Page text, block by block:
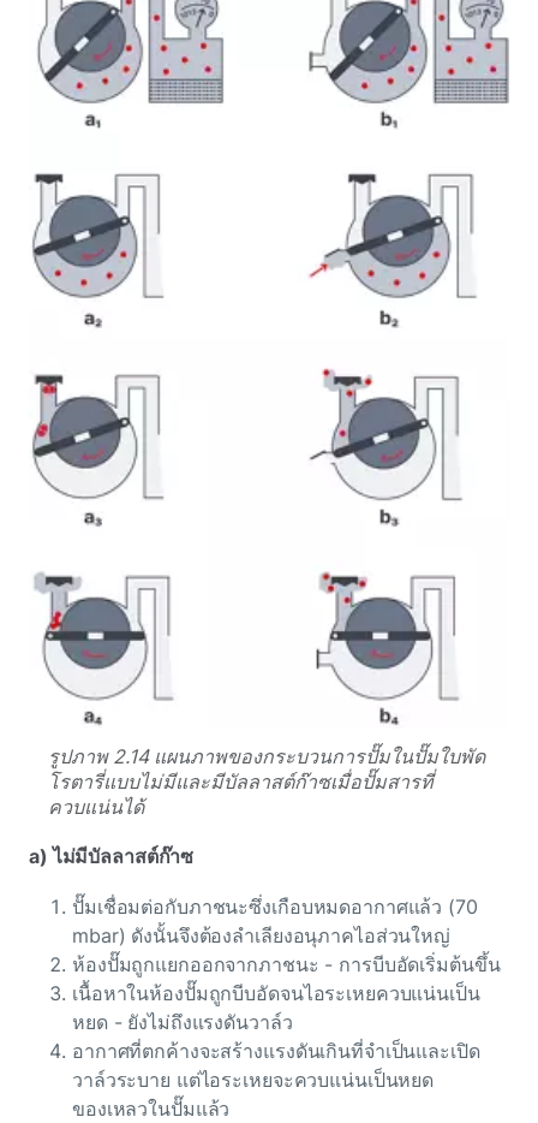
รูปภาพ 2.14 แผนภาพของกระบวนการปั๊มในปั๊มใบพัด
โรตารี่แบบไม่มีและมีบัลลาสต์ก๊าซเมื่อปั๊มสารที่
ควบแน่นได้
a) ไม่มีบัลลาสต์ก๊าซ
ปั๊มเชื่อมต่อกับภาชนะซึ่งเกือบหมดอากาศแล้ว (70
mbar) ดังนั้นจึงต้องลําเลียงอนุภาคไอส่วนใหญ่
ห้องปั๊มถูกแยกออกจากภาชนะ - การบีบอัดเริ่มต้นขึ้น
เนื้อหาในห้องปั๊มถูกบีบอัดจนไอระเหยควบแน่นเป็น
หยด - ยังไม่ถึงแรงดันวาล์ว
อากาศที่ตกค้างจะสร้างแรงดันเกินที่จําเป็นและเปิด
วาล์วระบาย แต่ไอระเหยจะควบแน่นเป็นหยด
ของเหลวในปั๊มแล้ว